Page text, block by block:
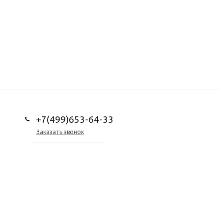
+7(499)653-64-33
Заказать звонок